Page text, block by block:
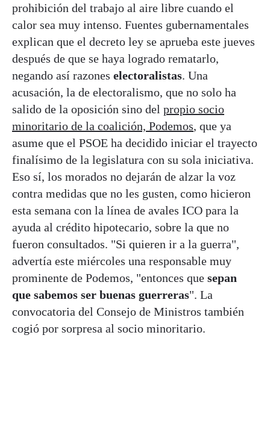
prohibición del trabajo al aire libre cuando el
calor sea muy intenso. Fuentes gubernamentales
explican que el decreto ley se aprueba este jueves
después de que se haya logrado rematarlo,
negando así razones electoralistas. Una
acusación, la de electoralismo, que no solo ha
salido de la oposición sino del propio socio
minoritario de la coalición, Podemos, que ya
asume que el PSOE ha decidido iniciar el trayecto
finalísimo de la legislatura con su sola iniciativa.
Eso sí, los morados no dejarán de alzar la voz
contra medidas que no les gusten, como hicieron
esta semana con la línea de avales ICO para la
ayuda al crédito hipotecario, sobre la que no
fueron consultados. "Si quieren ir a la guerra",
advertía este miércoles una responsable muy
prominente de Podemos, "entonces que sepan
que sabemos ser buenas guerreras". La
convocatoria del Consejo de Ministros también
cogió por sorpresa al socio minoritario.